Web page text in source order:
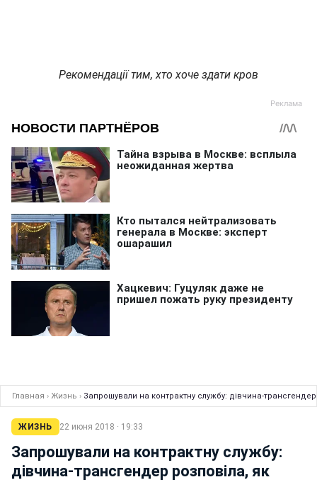
Рекомендації тим, хто хоче здати кров
Главная › Жизнь › Запрошували на контрактну службу: дівчина-трансгендер
ЖИЗНЬ 22 июня 2018 · 19:33
Запрошували на контрактну службу:
дівчина-трансгендер розповіла, як